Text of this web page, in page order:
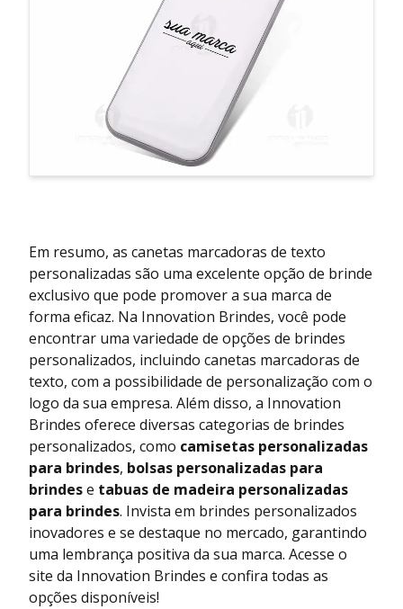
Em resumo, as canetas marcadoras de texto
personalizadas são uma excelente opção de brinde
exclusivo que pode promover a sua marca de
forma eficaz. Na Innovation Brindes, você pode
encontrar uma variedade de opções de brindes
personalizados, incluindo canetas marcadoras de
texto, com a possibilidade de personalização com o
logo da sua empresa. Além disso, a Innovation
Brindes oferece diversas categorias de brindes
personalizados, como camisetas personalizadas
para brindes, bolsas personalizadas para
brindese tabuas de madeira personalizadas
para brindes. Invista em brindes personalizados
inovadores e se destaque no mercado, garantindo
uma lembrança positiva da sua marca. Acesse o
site da Innovation Brindes e confira todas as
opções disponíveis!